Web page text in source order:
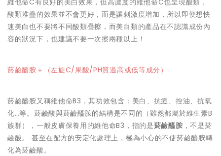
維他命C有良好的美白效果，但高濃度的維他命C也呈現酸類，
酸類堆疊的效果並不會更好，而是讓刺激度增加，所以即便想快
速美白也不要將不同酸類疊擦，而美白類的產品在不認識成份內
容的狀況下，也建議不要一次擦兩種以上！
菸鹼醯胺＋（左旋C/果酸/PH質過高或低等成分）
菸鹼醯胺又稱維他命B3，其功效包含：美白、抗痘、控油、抗氧
化…等。 菸鹼酸與菸鹼醯胺的結構是不同的（雖然都屬於維生素B
族群），一般皮膚保養用的維他命B3，指的是菸鹼醯胺 ，不是菸
鹼酸。 甚至在配方的安定化處理上，極為小心的不使菸鹼醯胺轉
化為菸鹼酸。